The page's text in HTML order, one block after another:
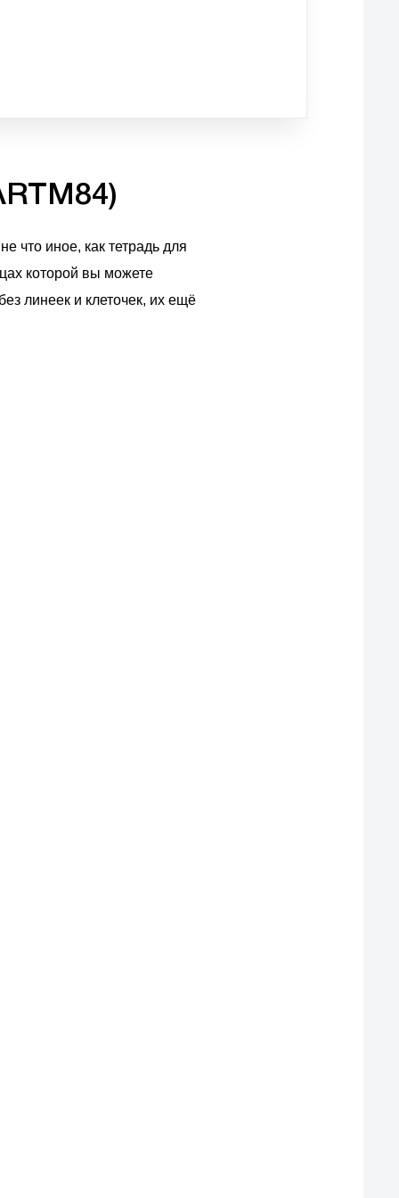
что иное, как тетрадь для
которой вы можете
линеек и клеточек, их ещё